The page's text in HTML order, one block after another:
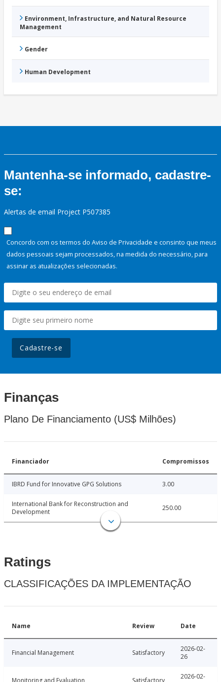
Environment, Infrastructure, and Natural Resource
Management
Gender
Human Development
Mantenha-se informado, cadastre-
se:
Alertas de email Project P507385
Concordo com os termos do Aviso de Privacidade e consinto que meus
dados pessoais sejam processados, na medida do necessário, para
assinar as atualizações selecionadas.
Cadastre-se
Finanças
Plano De Financiamento (US$ Milhões)
Financiador Compromissos
IBRD Fund for Innovative GPG Solutions 3.00
International Bank for Reconstruction and
Development
250.00
Ratings
CLASSIFICAÇÕES DA IMPLEMENTAÇÃO
Name Review Date
Financial Management Satisfactory
2026-02-
26
2026-02-